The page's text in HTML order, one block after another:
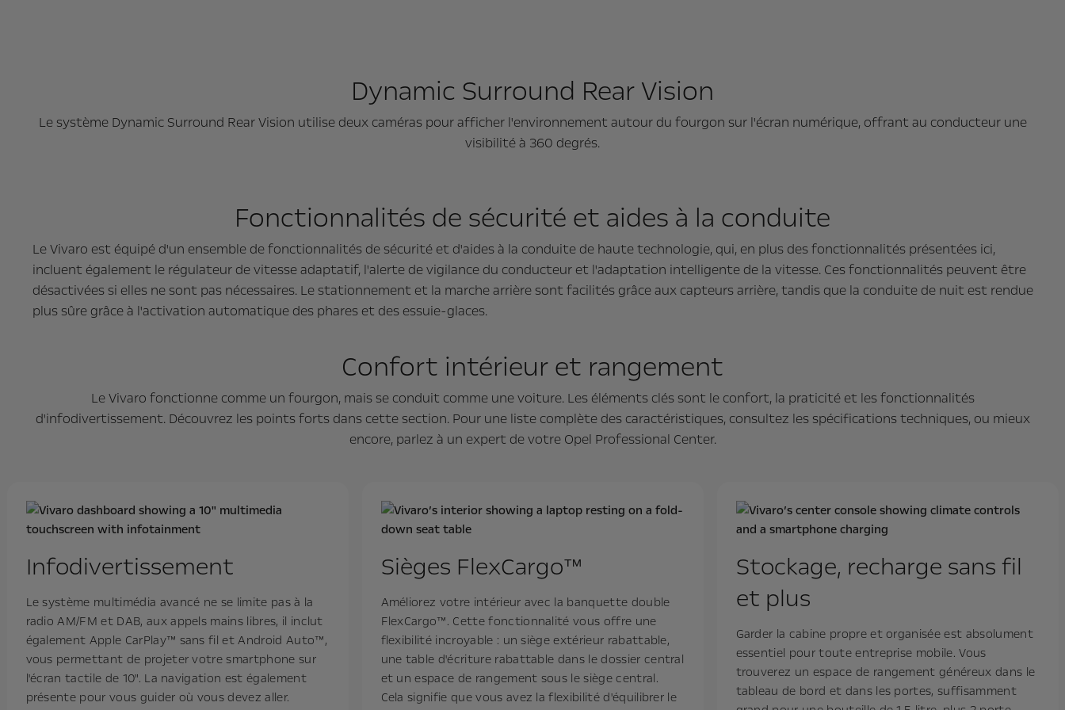
Dynamic Surround Rear Vision
Le système Dynamic Surround Rear Vision utilise deux caméras pour afficher l'environnement autour du fourgon sur l'écran numérique, offrant au conducteur une
visibilité à 360 degrés.
Fonctionnalités de sécurité et aides à la conduite
Le Vivaro est équipé d'un ensemble de fonctionnalités de sécurité et d'aides à la conduite de haute technologie, qui, en plus des fonctionnalités présentées ici,
incluent également le régulateur de vitesse adaptatif, l'alerte de vigilance du conducteur et l'adaptation intelligente de la vitesse. Ces fonctionnalités peuvent être
désactivées si elles ne sont pas nécessaires. Le stationnement et la marche arrière sont facilités grâce aux capteurs arrière, tandis que la conduite de nuit est rendue
plus sûre grâce à l'activation automatique des phares et des essuie-glaces.
Confort intérieur et rangement
Le Vivaro fonctionne comme un fourgon, mais se conduit comme une voiture. Les éléments clés sont le confort, la praticité et les fonctionnalités
d'infodivertissement. Découvrez les points forts dans cette section. Pour une liste complète des caractéristiques, consultez les spécifications techniques, ou mieux
encore, parlez à un expert de votre Opel Professional Center.
Infodivertissement
Le système multimédia avancé ne se limite pas à la
radio AM/FM et DAB, aux appels mains libres, il inclut
également Apple CarPlay™ sans fil et Android Auto™,
vous permettant de projeter votre smartphone sur
l'écran tactile de 10". La navigation est également
présente pour vous guider où vous devez aller.
Sièges FlexCargo™
Améliorez votre intérieur avec la banquette double
FlexCargo™. Cette fonctionnalité vous offre une
flexibilité incroyable : un siège extérieur rabattable,
une table d'écriture rabattable dans le dossier central
et un espace de rangement sous le siège central.
Cela signifie que vous avez la flexibilité d'équilibrer le
Stockage, recharge sans fil
et plus
Garder la cabine propre et organisée est absolument
essentiel pour toute entreprise mobile. Vous
trouverez un espace de rangement généreux dans le
tableau de bord et dans les portes, suffisamment